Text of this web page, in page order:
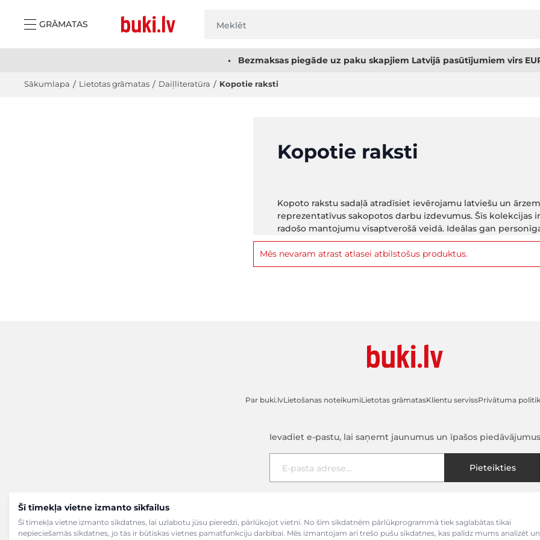
Šī tīmekļa vietne izmanto sīkfailus
Šī tīmekļa vietne izmanto sīkdatnes, lai uzlabotu jūsu pieredzi, pārlūkojot vietni. No šīm sīkdatnēm pārlūkprogrammā tiek saglabātas tikai
nepieciešamās sīkdatnes, jo tās ir būtiskas vietnes pamatfunkciju darbībai. Mēs izmantojam arī trešo pušu sīkdatnes, kas palīdz mums analizēt un
GRĀMATAS
• Bezmaksas piegāde uz paku skapjiem Latvijā pasūtījumiem virs
Sākumlapa / Lietotas grāmatas / Daiļliteratūra / Kopotie raksti
Kopotie raksti
Kopoto rakstu sadaļā atradīsiet ievērojamu latviešu un
reprezentatīvus sakopotos darbu izdevumus. Šīs kolekcijas
radošo mantojumu visaptverošā veidā. Ideālas gan
Mēs nevaram atrast atlasei atbilstošus produktus.
Par buki.lvLietošanas noteikumiLietotas grāmatasKlientu servissPrivātuma
Ievadiet e-pastu, lai saņemt jaunumus un īpašos piedāvājumus
Pieteikties